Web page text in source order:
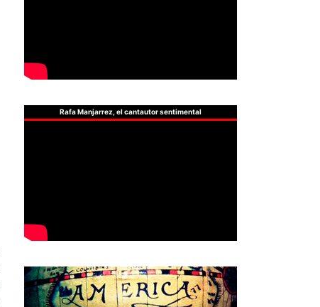
Rafa Manjarrez, el cantautor sentimental